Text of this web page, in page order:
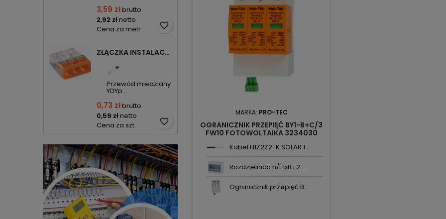
3,59 złbrutto
2,92 złnetto
Cena za metr
favorite_border
ZŁĄCZKA INSTALACYJNA 3X COMPACT POMARAŃCZOWA 2273-203 WAGO
Przewód miedziany
YDYp...
0,73 złbrutto
0,59 złnetto
Cena za szt.
favorite_border
MARKA: PRO-TEC
OGRANICZNIK PRZEPIĘĆ BY1-B+C/3
FW10 FOTOWOLTAIKA 3234030
Kabel H1Z2Z2-K SOLAR 1...
Rozdzielnica n/t 1x8+2...
Ogranicznik przepięć B...